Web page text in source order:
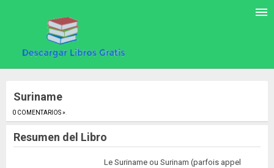
Suriname
0 COMENTARIOS ».
Resumen del Libro
Le Suriname ou Surinam (parfois appel